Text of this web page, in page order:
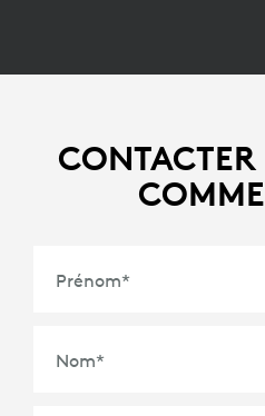
CONTACTER
Prénom*
Nom*